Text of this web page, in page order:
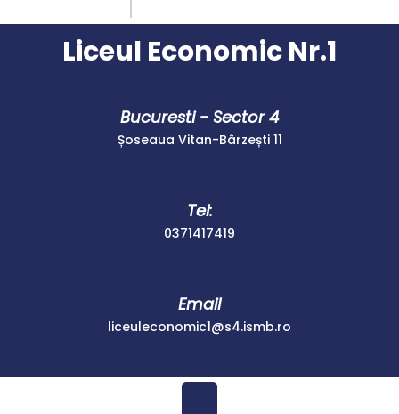
to
Liceul Economic Nr.1
Bucuresti - Sector 4
Șoseaua Vitan-Bârzești 11
Tel:
0371417419
Email
liceuleconomic1@s4.ismb.ro